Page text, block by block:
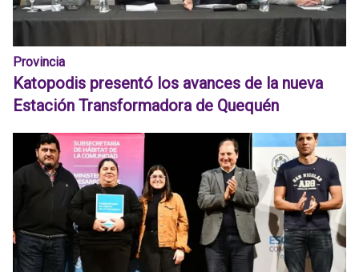
Provincia
Katopodis presentó los avances de la nueva
Estación Transformadora de Quequén